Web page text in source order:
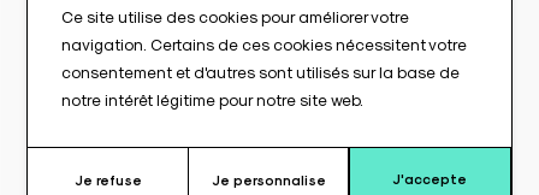
Fax : +33(0) 2 72 22 11 43
E-mail : info@abloc.eu
Mentions légales
Conditions générales de vente
Ce site utilise des cookies pour améliorer votre
navigation. Certains de ces cookies nécessitent votre
consentement et d'autres sont utilisés sur la base de
notre intérêt légitime pour notre site web.
Je refuse Je personnalise J'accepte